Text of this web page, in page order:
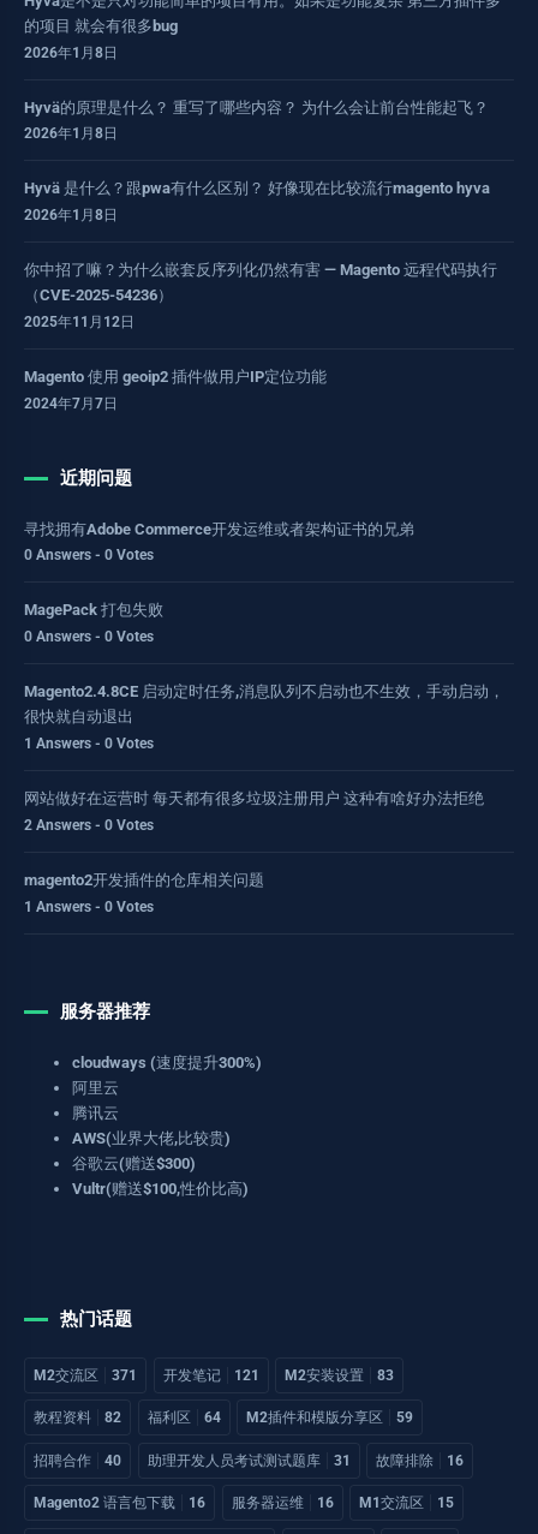
的项目 就会有很多bug
2026年1月8日
Hyvä的原理是什么？ 重写了哪些内容？ 为什么会让前台性能起飞？
2026年1月8日
Hyvä 是什么？跟pwa有什么区别？ 好像现在比较流行magento hyva
2026年1月8日
你中招了嘛？为什么嵌套反序列化仍然有害 — Magento 远程代码执行
（CVE-2025-54236）
2025年11月12日
Magento 使用 geoip2 插件做用户IP定位功能
2024年7月7日
近期问题
寻找拥有Adobe Commerce开发运维或者架构证书的兄弟
0 Answers - 0 Votes
MagePack 打包失败
0 Answers - 0 Votes
Magento2.4.8CE 启动定时任务,消息队列不启动也不生效，手动启动，
很快就自动退出
1 Answers - 0 Votes
网站做好在运营时 每天都有很多垃圾注册用户 这种有啥好办法拒绝
2 Answers - 0 Votes
magento2开发插件的仓库相关问题
1 Answers - 0 Votes
服务器推荐
cloudways (速度提升300%)
阿里云
腾讯云
AWS(业界大佬,比较贵)
谷歌云(赠送$300)
Vultr(赠送$100,性价比高)
热门话题
M2交流区 371 开发笔记 121 M2安装设置 83
教程资料 82 福利区 64 M2插件和模版分享区 59
招聘合作 40 助理开发人员考试测试题库 31 故障排除 16
Magento2 语言包下载 16 服务器运维 16 M1交流区 15